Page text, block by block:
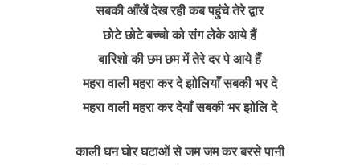
सबकी आँखें देख रही कब पहुंचे तेरे द्वार
छोटे छोटे बच्चो को संग लेके आये हैं
बारिशो की छम छम में तेरे दर पे आये हैं
महरा वाली महरा कर दे झोलियाँ सबकी भर दे
महरा वाली महरा कर देयाँ सबकी भर झोलि दे
काली घन घोर घटाओं से जम जम कर बरसे पानी